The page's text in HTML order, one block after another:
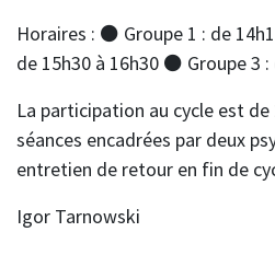
Horaires : ⚫ Groupe 1 : de
de 15h30 à 16h30 ⚫ Groupe 3
La participation au cycle est
séances encadrées par deux
entretien de retour en fin de
Igor Tarnowski